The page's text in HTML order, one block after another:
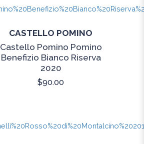
CASTELLO POMINO
Castello Pomino Pomino
Benefizio Bianco Riserva
2020
$90.00